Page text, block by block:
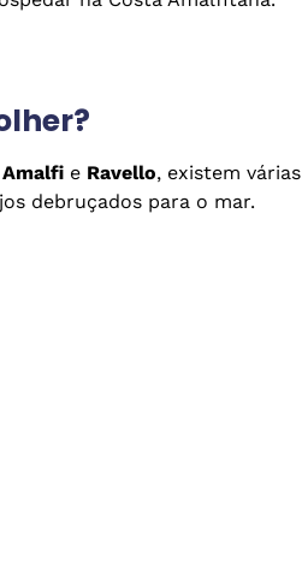
Amalfi e Ravello, existem várias
debruçados para o mar.